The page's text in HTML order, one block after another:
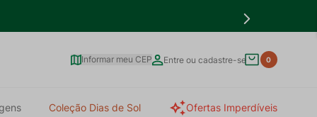
Informar meu CEP Entre ou cadastre-se 0
Coleção Dias de Sol Ofertas Imperdíveis